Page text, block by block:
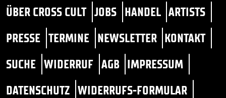
ÜBER CROSS CULT JOBS HANDEL ARTISTS
PRESSE TERMINE NEWSLETTER KONTAKT
SUCHE WIDERRUF AGB IMPRESSUM
DATENSCHUTZ WIDERRUFS-FORMULAR